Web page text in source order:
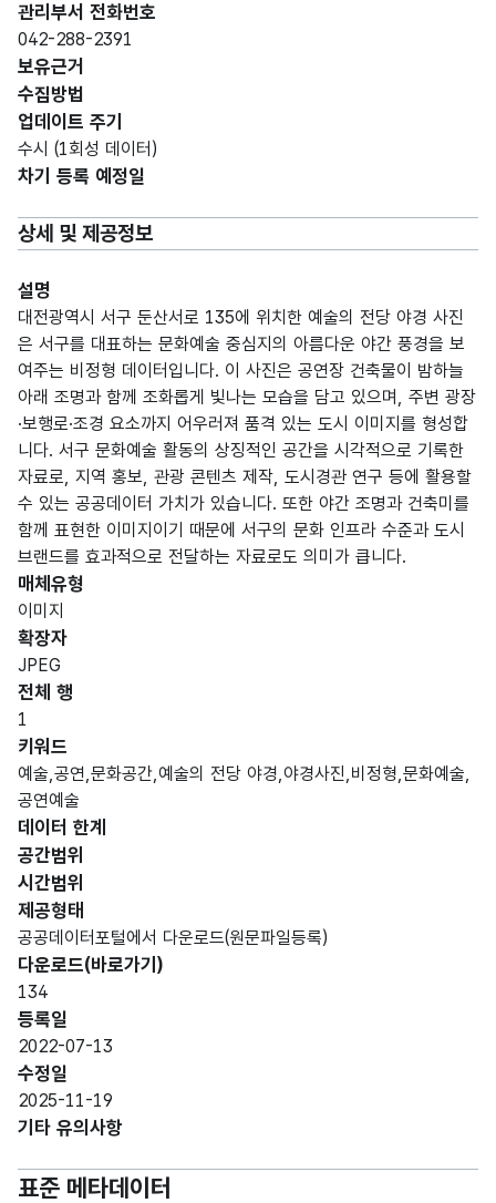
관리부서 전화번호
042-288-2391
보유근거
수집방법
업데이트 주기
수시 (1회성 데이터)
차기 등록 예정일
상세 및 제공정보
설명
대전광역시 서구 둔산서로 135에 위치한 예술의 전당 야경 사진
은 서구를 대표하는 문화예술 중심지의 아름다운 야간 풍경을 보
여주는 비정형 데이터입니다. 이 사진은 공연장 건축물이 밤하늘
아래 조명과 함께 조화롭게 빛나는 모습을 담고 있으며, 주변 광장
·보행로·조경 요소까지 어우러져 품격 있는 도시 이미지를 형성합
니다. 서구 문화예술 활동의 상징적인 공간을 시각적으로 기록한
자료로, 지역 홍보, 관광 콘텐츠 제작, 도시경관 연구 등에 활용할
수 있는 공공데이터 가치가 있습니다. 또한 야간 조명과 건축미를
함께 표현한 이미지이기 때문에 서구의 문화 인프라 수준과 도시
브랜드를 효과적으로 전달하는 자료로도 의미가 큽니다.
매체유형
이미지
확장자
JPEG
전체 행
1
키워드
예술,공연,문화공간,예술의 전당 야경,야경사진,비정형,문화예술,
공연예술
데이터 한계
공간범위
시간범위
제공형태
공공데이터포털에서 다운로드(원문파일등록)
다운로드(바로가기)
134
등록일
2022-07-13
수정일
2025-11-19
기타 유의사항
표준 메타데이터